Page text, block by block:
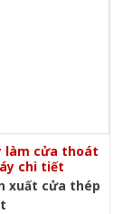
làm cửa thoát
chi tiết
xuất cửa thép